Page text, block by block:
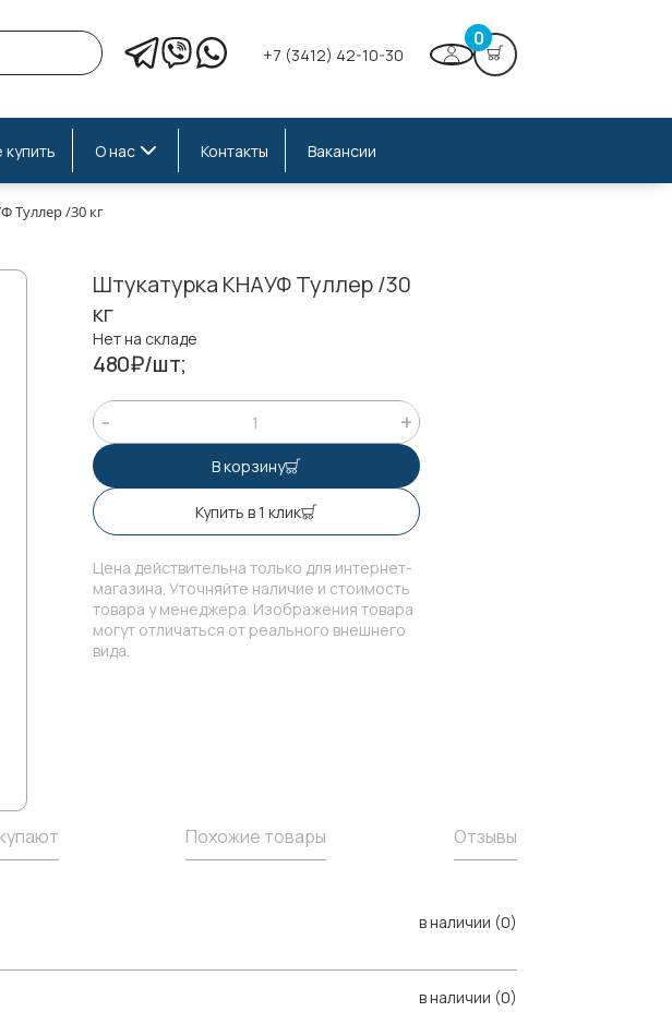
+7 (3412) 42-10-30
0
купить О нас Контакты Вакансии
Туллер /30 кг
Штукатурка КНАУФ Туллер /30
кг
Нет на складе
480₽/шт;
В корзину
Купить в 1 клик
Цена действительна только для интернет-
магазина. Уточняйте наличие и стоимость
товара у менеджера. Изображения товара
могут отличаться от реального внешнего
вида.
Похожие товары Отзывы
в наличии (0)
в наличии (0)